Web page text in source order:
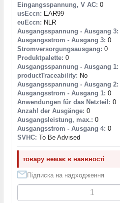
Eingangsspannung, V AC: 0
usEccn: EAR99
euEccn: NLR
Ausgangsspannung - Ausgang 3:
Ausgangsstrom - Ausgang 3: 0
Stromversorgungsausgang: 0
Produktpalette: 0
Ausgangsspannung - Ausgang 1:
productTraceability: No
Ausgangsspannung - Ausgang 2:
Ausgangsstrom - Ausgang 1: 0
Anwendungen für das Netzteil: 0
Anzahl der Ausgänge: 0
Ausgangsleistung, max.: 0
Ausgangsstrom - Ausgang 4: 0
SVHC: To Be Advised
товару немає в наявності
Підписка на надходження